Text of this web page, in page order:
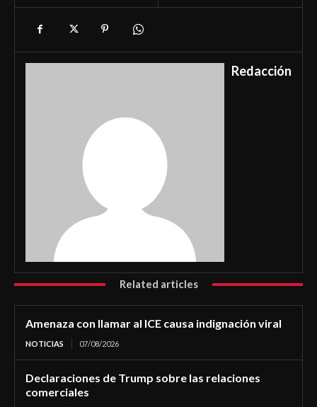
Redacción
Related articles
Amenaza con llamar al ICE causa indignación viral
NOTICIAS 07/08/2026
Declaraciones de Trump sobre las relaciones
comerciales